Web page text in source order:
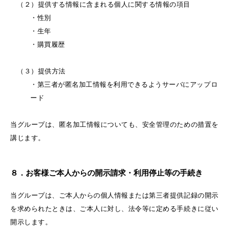
（２）提供する情報に含まれる個人に関する情報の項目
・性別
・生年
・購買履歴
（３）提供方法
・第三者が匿名加工情報を利用できるようサーバにアップロ
ード
当グループは、匿名加工情報についても、安全管理のための措置を
講じます。
８．お客様ご本人からの開示請求・利用停止等の手続き
当グループは、ご本人からの個人情報または第三者提供記録の開示
を求められたときは、ご本人に対し、法令等に定める手続きに従い
開示します。